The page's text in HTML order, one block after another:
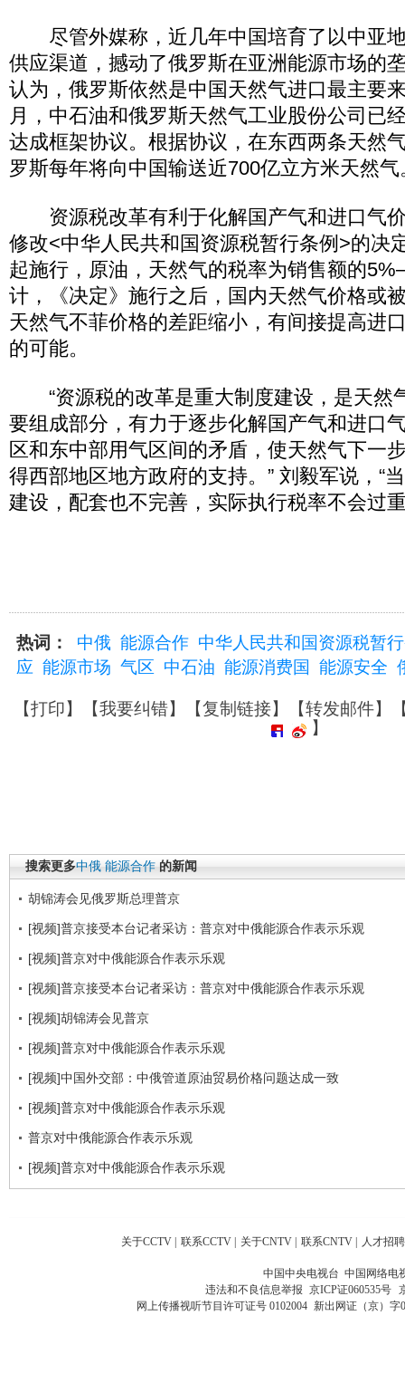
尽管外媒称，近几年中国培育了以中亚
供应渠道，撼动了俄罗斯在亚洲能源市场的
认为，俄罗斯依然是中国天然气进口最主要
月，中石油和俄罗斯天然气工业股份公司已
达成框架协议。根据协议，在东西两条天然
罗斯每年将向中国输送近700亿立方米天然气
资源税改革有利于化解国产气和进口气
修改<中华人民共和国资源税暂行条例>的决
起施行，原油，天然气的税率为销售额的
计，《决定》施行之后，国内天然气价格或
天然气不菲价格的差距缩小，有间接提高进
的可能。
“资源税的改革是重大制度建设，是天然
要组成部分，有力于逐步化解国产气和进口
区和东中部用气区间的矛盾，使天然气下一
得西部地区地方政府的支持。” 刘毅军说，“
建设，配套也不完善，实际执行税率不会过
热词： 中俄 能源合作 中华人民共和国资源税暂
应 能源市场 气区 中石油 能源消费国 能源安全
【打印】【我要纠错】【复制链接】【转发邮件】
】
搜索更多中俄 能源合作 的新闻
胡锦涛会见俄罗斯总理普京
[视频]普京接受本台记者采访：普京对中俄能源合作表示乐观
[视频]普京对中俄能源合作表示乐观
[视频]普京接受本台记者采访：普京对中俄能源合作表示乐观
[视频]胡锦涛会见普京
[视频]普京对中俄能源合作表示乐观
[视频]中国外交部：中俄管道原油贸易价格问题达成一致
[视频]普京对中俄能源合作表示乐观
普京对中俄能源合作表示乐观
[视频]普京对中俄能源合作表示乐观
关于CCTV | 联系CCTV | 关于CNTV | 联系CNTV | 人才招聘
中国中央电视台 中国网络电
违法和不良信息举报 京ICP证060535号
网上传播视听节目许可证号 0102004 新出网证（京）